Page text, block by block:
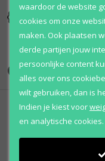
Kortingen
tot wel 70%
Onze merken
waardoor de website
cookies om onze
maken. Ook plaatsen
derde partijen jouw
persoonlijke content
alles over ons
wilt gebruiken, dan is
Indien je kiest voor
en analytische cookies.